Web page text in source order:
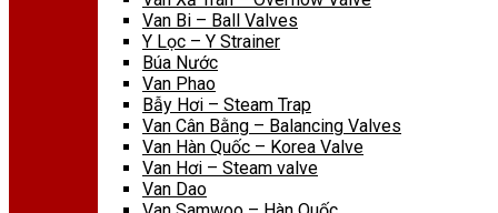
Van Bi – Ball Valves
Y Lọc – Y Strainer
Búa Nước
Van Phao
Bẫy Hơi – Steam Trap
Van Cân Bằng – Balancing Valves
Van Hàn Quốc – Korea Valve
Van Hơi – Steam valve
Van Dao